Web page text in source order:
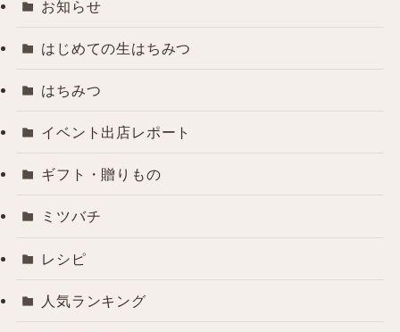
お知らせ
はじめての生はちみつ
はちみつ
イベント出店レポート
ギフト・贈りもの
ミツバチ
レシピ
人気ランキング